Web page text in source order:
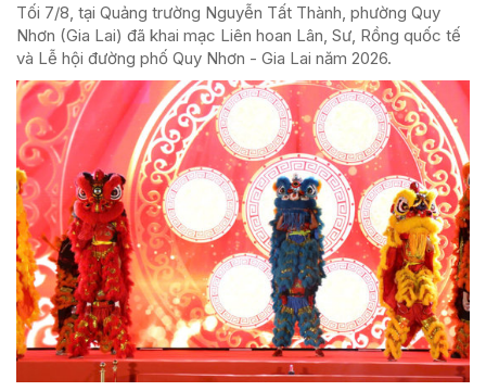
Tối 7/8, tại Quảng trường Nguyễn Tất Thành, phường Quy
Nhơn (Gia Lai) đã khai mạc Liên hoan Lân, Sư, Rồng quốc tế
và Lễ hội đường phố Quy Nhơn - Gia Lai năm 2026.